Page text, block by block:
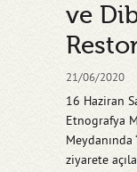
ve
21/06/2020
16 Haziran
Etnografya
ziyarete